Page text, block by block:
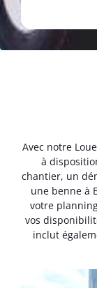
Avec notre
à
chantier, un
une benne à
votre
vos
inclut